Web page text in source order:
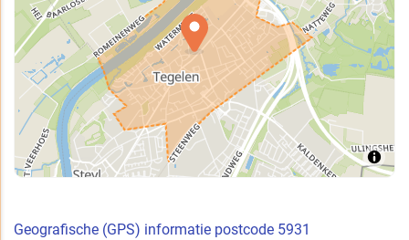
Geografische (GPS) informatie postcode 5931